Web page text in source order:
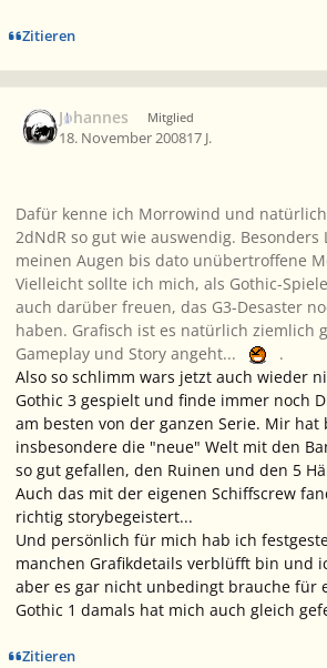
Zitieren
Johannes Mitglied
18. November 200817 J.
Dafür kenne ich Morrowind und
2dNdR so gut wie auswendig. Besonders
meinen Augen bis dato unübertroffene
Vielleicht sollte ich mich, als Gothic-
auch darüber freuen, das G3-Desaster
haben. Grafisch ist es natürlich ziemlich
Gameplay und Story angeht...
.
Also so schlimm wars jetzt auch wieder
Gothic 3 gespielt und finde immer noch
am besten von der ganzen Serie. Mir hat
insbesondere die "neue" Welt mit den
so gut gefallen, den Ruinen und den 5
Auch das mit der eigenen Schiffscrew
richtig storybegeistert...
Und persönlich für mich hab ich
manchen Grafikdetails verblüfft bin und
aber es gar nicht unbedingt brauche für
Gothic 1 damals hat mich auch gleich
Zitieren